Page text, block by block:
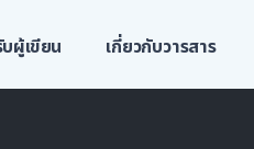
ผู้เขียน เกี่ยวกับวารสาร